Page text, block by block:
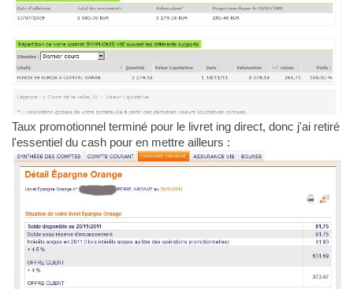
Taux promotionnel terminé pour le livret ing direct, donc j'ai retiré
l'essentiel du cash pour en mettre ailleurs :